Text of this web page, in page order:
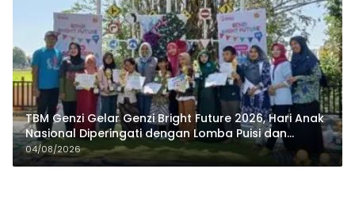
TBM Genzi Gelar Genzi Bright Future 2026, Hari Anak
Nasional Diperingati dengan Lomba Puisi dan
Tembang Dolanan
04/08/2026